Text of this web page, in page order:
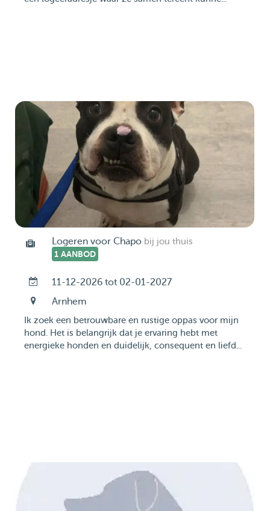
Logeren voor Chapo bij jou thuis
1 AANBOD
11-12-2026 tot 02-01-2027
Arnhem
Ik zoek een betrouwbare en rustige oppas voor mijn
hond. Het is belangrijk dat je ervaring hebt met
energieke honden en duidelijk, consequent en liefd...